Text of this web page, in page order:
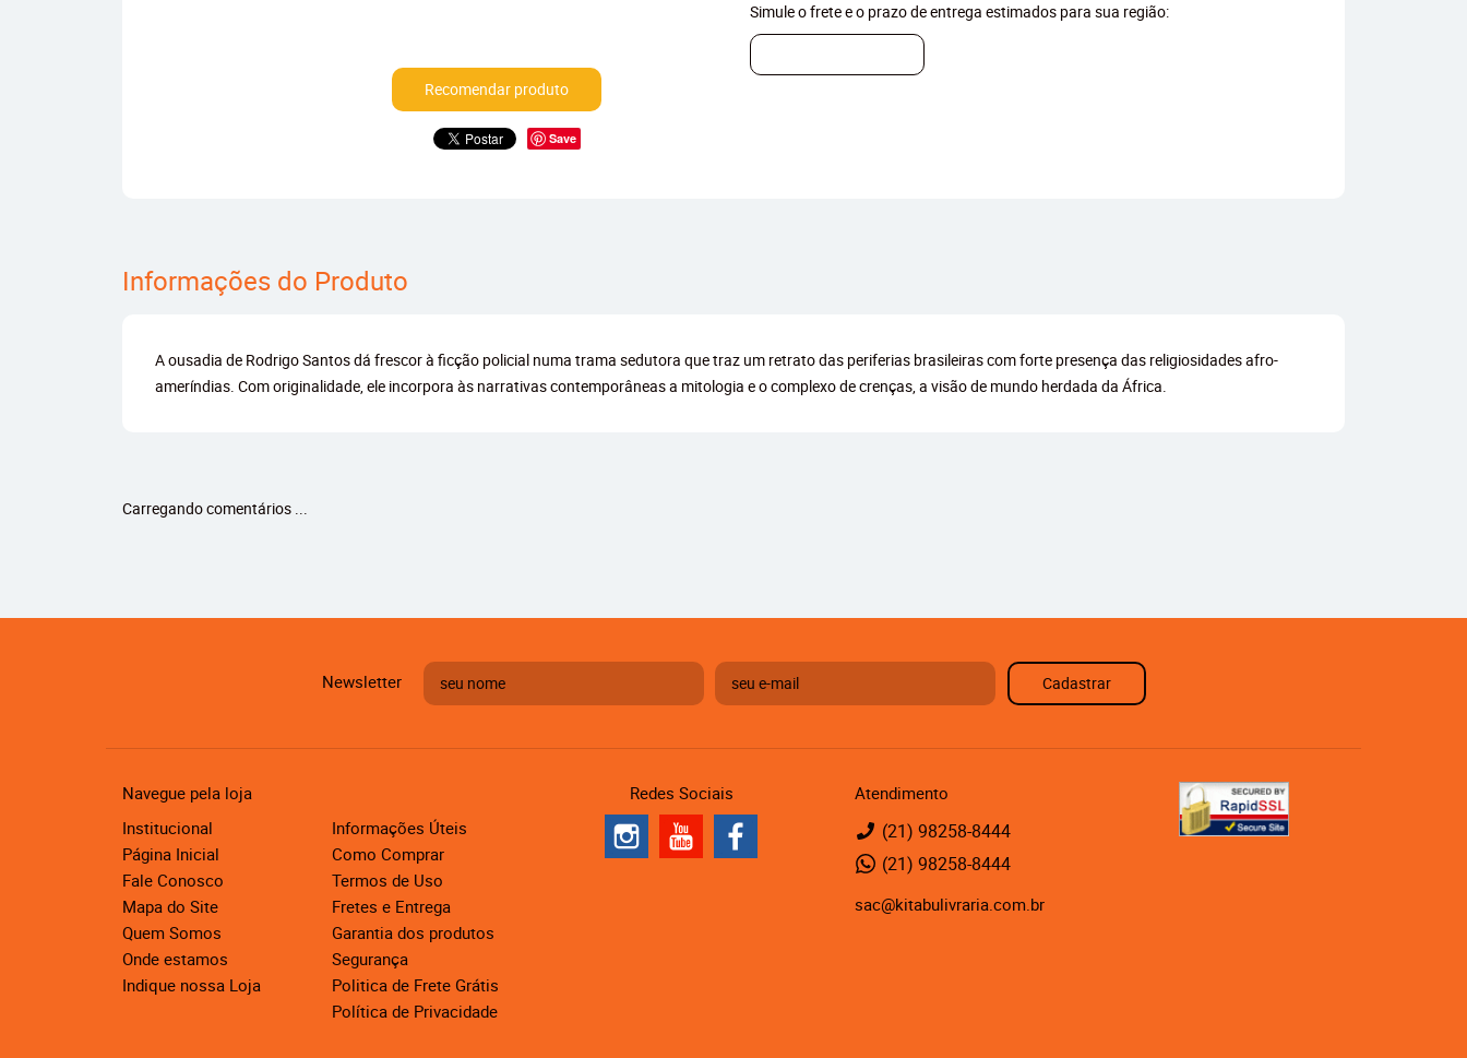
Recomendar produto
Save
Simule o frete e o prazo de entrega estimados para sua região:
Informações do Produto
A ousadia de Rodrigo Santos dá frescor à ficção policial numa trama sedutora que traz um retrato das periferias brasileiras com forte presença das religiosidades afro-
ameríndias. Com originalidade, ele incorpora às narrativas contemporâneas a mitologia e o complexo de crenças, a visão de mundo herdada da África.
Carregando comentários ...
Newsletter Cadastrar
Navegue pela loja
Institucional
Página Inicial
Fale Conosco
Mapa do Site
Quem Somos
Onde estamos
Indique nossa Loja
Informações Úteis
Como Comprar
Termos de Uso
Fretes e Entrega
Garantia dos produtos
Segurança
Politica de Frete Grátis
Política de Privacidade
Redes Sociais Atendimento
(21) 98258-8444
(21) 98258-8444
sac@kitabulivraria.com.br